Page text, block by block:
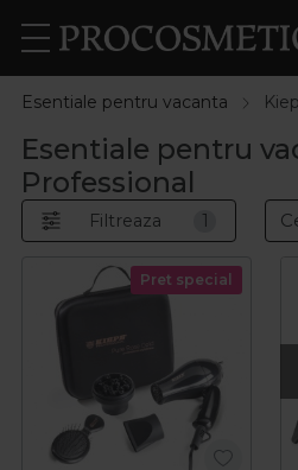
Esentiale pentru vacanta
Esentiale pentru
Professional
Filtreaza 1
Pret special